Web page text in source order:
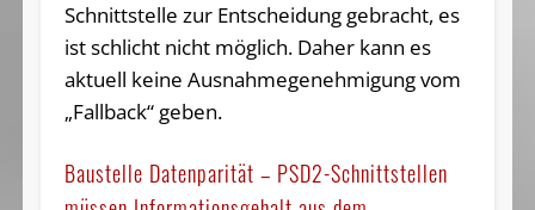
Schnittstelle zur Entscheidung gebracht, es
ist schlicht nicht möglich. Daher kann es
aktuell keine Ausnahmegenehmigung vom
„Fallback“ geben.
Baustelle Datenparität – PSD2-Schnittstellen